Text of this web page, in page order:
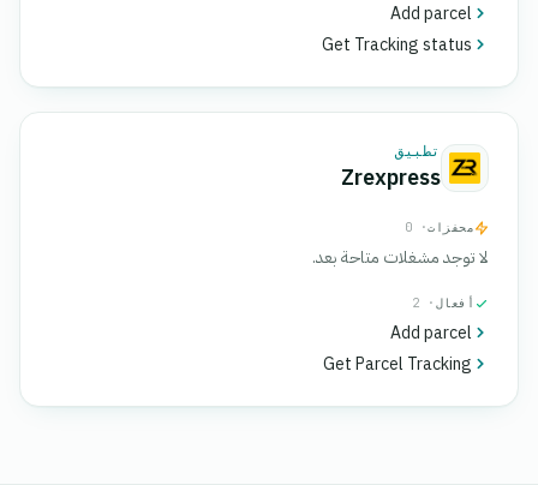
Add parcel
Get Tracking status
تطبيق
Zrexpress
محفزات· 0
لا توجد مشغلات متاحة بعد.
أفعال · 2
Add parcel
Get Parcel Tracking